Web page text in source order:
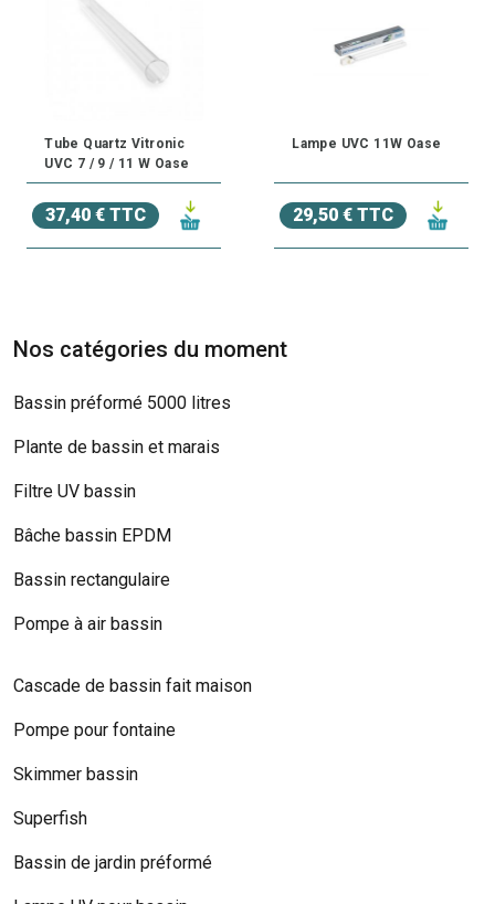
Tube Quartz Vitronic
UVC 7 / 9 / 11 W Oase
37,40 € TTC
Lampe UVC 11W Oase
29,50 € TTC
Nos catégories du moment
Bassin préformé 5000 litres
Plante de bassin et marais
Filtre UV bassin
Bâche bassin EPDM
Bassin rectangulaire
Pompe à air bassin
Cascade de bassin fait maison
Pompe pour fontaine
Skimmer bassin
Superfish
Bassin de jardin préformé